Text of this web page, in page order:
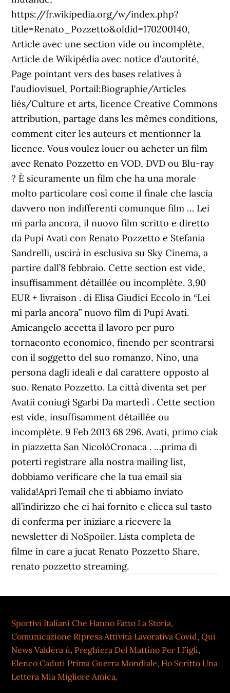
Sportivi Italiani Che Hanno Fatto La Storia,
Comunicazione Ripresa Attività Lavorativa Covid,Qui
News Valdera ù, Preghiera Del Mattino Per I Figli,
Elenco Caduti Prima Guerra Mondiale, Ho Scritto Una
Lettera Mia Migliore Amica,